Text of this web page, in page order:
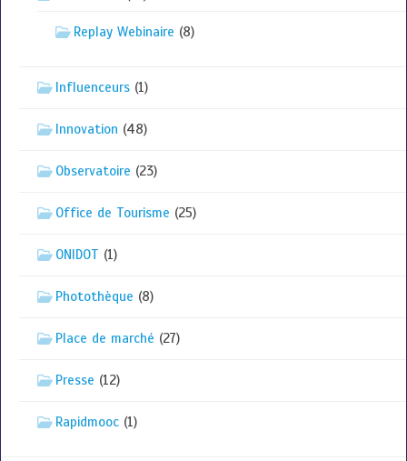
Replay Webinaire (8)
Influenceurs (1)
Innovation (48)
Observatoire (23)
Office de Tourisme (25)
ONIDOT (1)
Photothèque (8)
Place de marché (27)
Presse (12)
Rapidmooc (1)